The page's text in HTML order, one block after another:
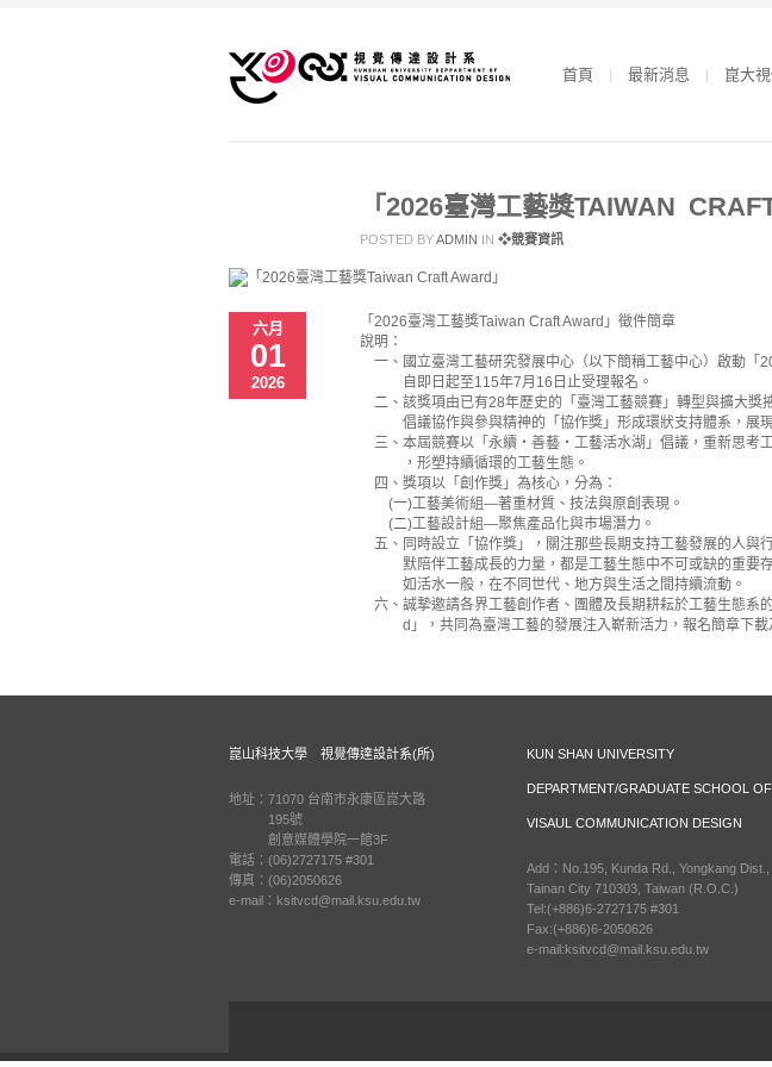
首頁 最新消息 崑大
「2026臺灣工藝獎TAIWAN
POSTED BYADMIN IN ❖競賽資訊
六月
01
2026
「2026臺灣工藝獎Taiwan Craft Award」徵件簡章
說明：
一、國立臺灣工藝研究發展中心（以下簡稱工藝中心）啟動「
自即日起至115年7月16日止受理報名。
二、該獎項由已有28年歷史的「臺灣工藝競賽」轉型與擴大獎
倡議協作與參與精神的「協作獎」形成環狀支持體系，展現
三、本屆競賽以「永續・善藝・工藝活水湖」倡議，重新思考
，形塑持續循環的工藝生態。
四、獎項以「創作獎」為核心，分為：
(一)工藝美術組—著重材質、技法與原創表現。
(二)工藝設計組—聚焦產品化與市場潛力。
五、同時設立「協作獎」，關注那些長期支持工藝發展的人與
默陪伴工藝成長的力量，都是工藝生態中不可或缺的重要存
如活水一般，在不同世代、地方與生活之間持續流動。
六、誠摯邀請各界工藝創作者、團體及長期耕耘於工藝生態系
d」，共同為臺灣工藝的發展注入嶄新活力，報名簡章下載
崑山科技大學 視覺傳達設計系(所)
地址：71070 台南市永康區崑大路
195號
創意媒體學院一館3F
電話：(06)2727175 #301
傳真：(06)2050626
e-mail：ksitvcd@mail.ksu.edu.tw
KUN SHAN UNIVERSITY
DEPARTMENT/GRADUATE SCHOOL OF
VISAUL COMMUNICATION DESIGN
Add：No.195, Kunda Rd., Yongkang Dist.,
Tainan City 710303, Taiwan (R.O.C.)
Tel:(+886)6-2727175 #301
Fax:(+886)6-2050626
e-mail:ksitvcd@mail.ksu.edu.tw